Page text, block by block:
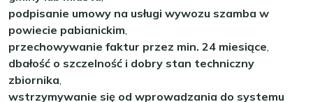
podpisanie umowy na usługi wywozu szamba w
powiecie pabianickim,
przechowywanie faktur przez min. 24 miesiące,
dbałość o szczelność i dobry stan techniczny
zbiornika,
wstrzymywanie się od wprowadzania do systemu